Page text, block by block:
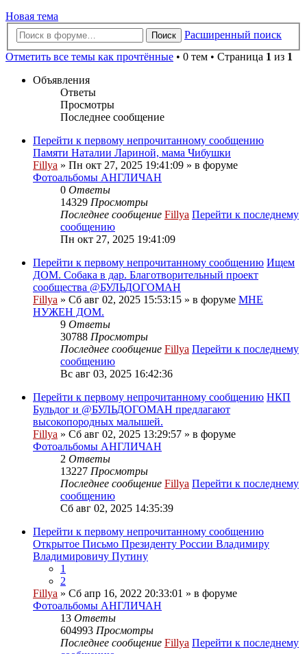
Новая тема
Поиск
Расширенный поиск
Отметить все темы как прочтённые • 0 тем • Страница 1 из 1
Объявления
Ответы
Просмотры
Последнее сообщение
Перейти к первому непрочитанному сообщению
Памяти Наталии Лариной, мама Чибушки
Fillya » Пн окт 27, 2025 19:41:09 » в форуме
Фотоальбомы АНГЛИЧАН
0 Ответы
14329 Просмотры
Последнее сообщение Fillya Перейти к последнему
сообщению
Пн окт 27, 2025 19:41:09
Перейти к первому непрочитанному сообщению Ищем
ДОМ. Собака в дар. Благотворительный проект
сообщества @БУЛЬДОГОМАН
Fillya » Сб авг 02, 2025 15:53:15 » в форуме МНЕ
НУЖЕН ДОМ.
9 Ответы
30788 Просмотры
Последнее сообщение Fillya Перейти к последнему
сообщению
Вс авг 03, 2025 16:42:36
Перейти к первому непрочитанному сообщению НКП
Бульдог и @БУЛЬДОГОМАН предлагают
высокопородных малышей.
Fillya » Сб авг 02, 2025 13:29:57 » в форуме
Фотоальбомы АНГЛИЧАН
2 Ответы
13227 Просмотры
Последнее сообщение Fillya Перейти к последнему
сообщению
Сб авг 02, 2025 14:35:39
Перейти к первому непрочитанному сообщению
Открытое Письмо Президенту России Владимиру
Владимировичу Путину
1
2
Fillya » Сб апр 16, 2022 20:33:01 » в форуме
Фотоальбомы АНГЛИЧАН
13 Ответы
604993 Просмотры
Последнее сообщение Fillya Перейти к последнему